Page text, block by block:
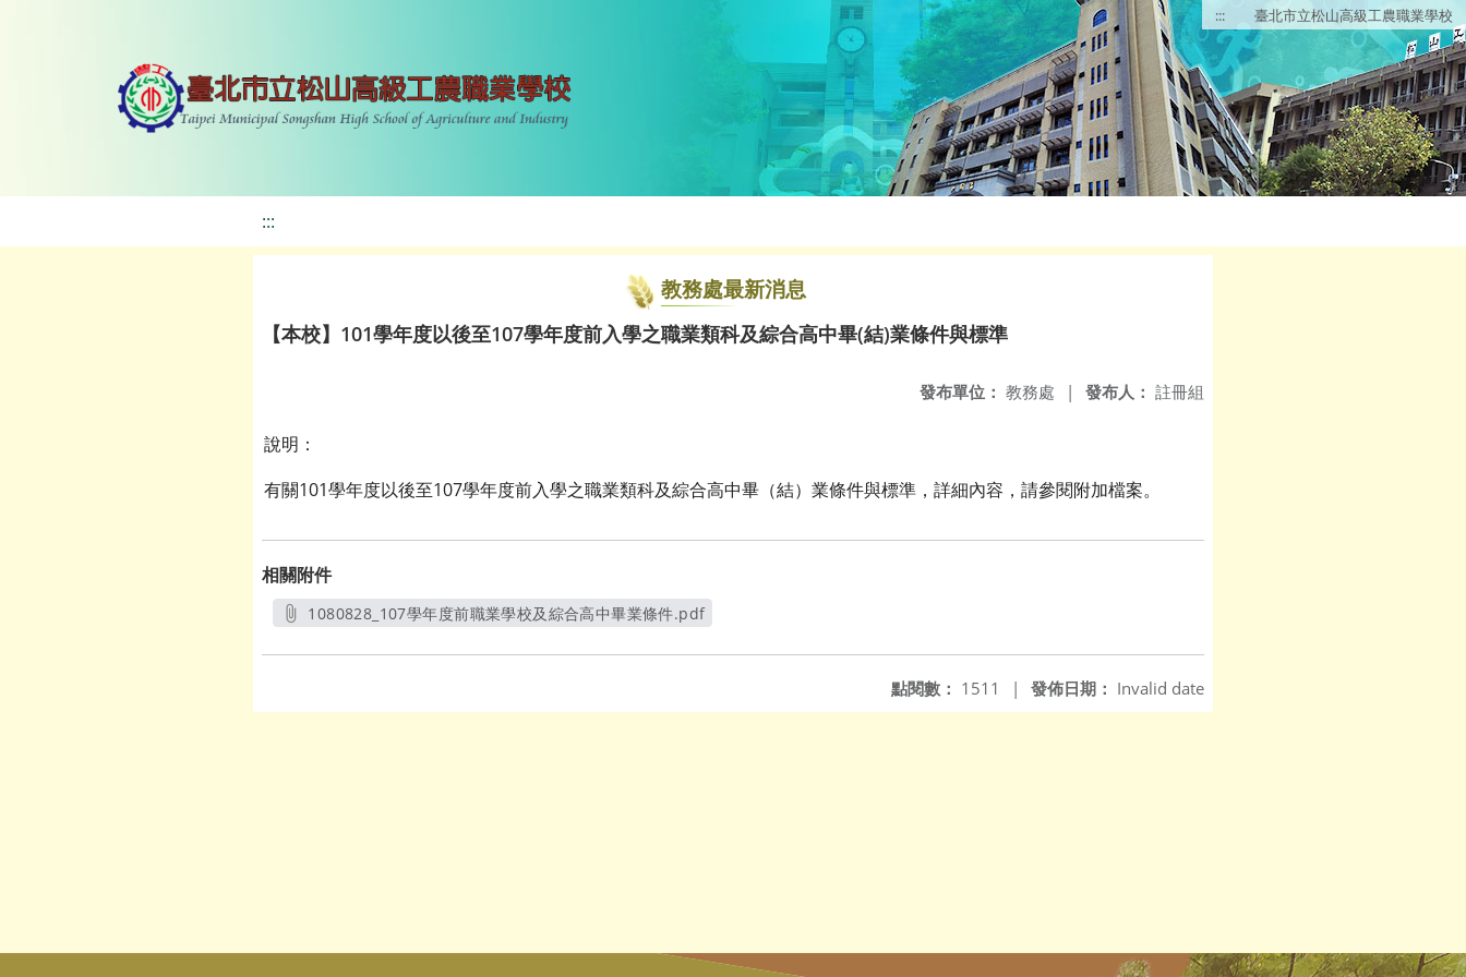
::: 臺北市立松山高級工農職業學校
:::
教務處最新消息
【本校】101學年度以後至107學年度前入學之職業類科及綜合高中畢(結)業條件與標準
發布人： 註冊組
發布單位： 教務處 |
說明：
有關101學年度以後至107學年度前入學之職業類科及綜合高中畢（結）業條件與標準，詳細內容，請參閱附加檔案。
相關附件
1080828_107學年度前職業學校及綜合高中畢業條件.pdf
發佈日期： Invalid date
點閱數： 1511 |